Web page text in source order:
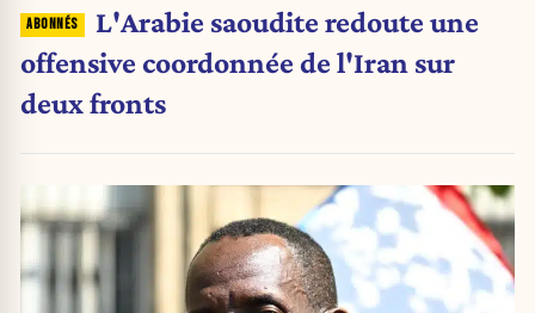
L'Arabie saoudite redoute une
offensive coordonnée de l'Iran sur
deux fronts